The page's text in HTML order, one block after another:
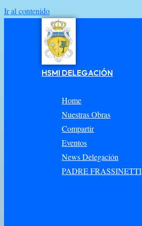
Ir al contenido
HSMI DELEGACIÓN
Home
Nuestras Obras
Compartir
Eventos
News Delegación
PADRE FRASSINETTI